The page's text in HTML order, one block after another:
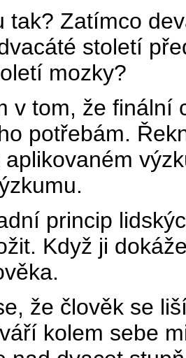
tak? Zatímco
století
mozky?
v tom, že finální
potřebám.
princip
Když ji
že člověk se
kolem sebe